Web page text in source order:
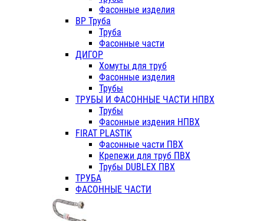
Фасонные изделия
ВР Труба
Труба
Фасонные части
ДИГОР
Хомуты для труб
Фасонные изделия
Трубы
ТРУБЫ И ФАСОННЫЕ ЧАСТИ НПВХ
Трубы
Фасонные издения НПВХ
FIRAT PLASTIK
Фасонные части ПВХ
Крепежи для труб ПВХ
Трубы DUBLEX ПВХ
ТРУБА
ФАСОННЫЕ ЧАСТИ